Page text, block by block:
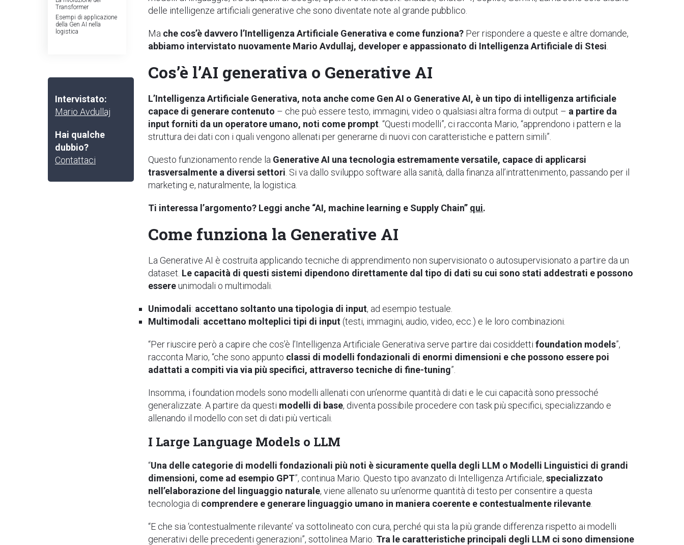
Transformer
Esempi di applicazione
della Gen AI nella
logistica
Intervistato:
Mario Avdullaj
Hai qualche
dubbio?
Contattaci
delle intelligenze artificiali generative che sono diventate note al grande pubblico.
Ma che cos’è davvero l’Intelligenza Artificiale Generativa e come funziona? Per rispondere a queste e altre domande,
abbiamo intervistato nuovamente Mario Avdullaj, developer e appassionato di Intelligenza Artificiale di Stesi
Cos’è l’AI generativa o Generative AI
L’Intelligenza Artificiale Generativa, nota anche come Gen AI o Generative AI, è un tipo di intelligenza artificiale
capace di generare contenuto – che può essere testo, immagini, video o qualsiasi altra forma di output – a partire da
input forniti da un operatore umano, noti come prompt . “Questi modelli”, ci racconta Mario, “apprendono i pattern e la
struttura dei dati con i quali vengono allenati per generarne di nuovi con caratteristiche e pattern simili”.
Questo funzionamento rende la Generative AI una tecnologia estremamente versatile, capace di applicarsi
trasversalmente a diversi settori . Si va dallo sviluppo software alla sanità, dalla finanza all’intrattenimento, passando per il
marketing e, naturalmente, la logistica.
Ti interessa l’argomento? Leggi anche “AI, machine learning e Supply Chain” qui.
Come funziona la Generative AI
La Generative AI è costruita applicando tecniche di apprendimento non supervisionato o autosupervisionato a partire da un
dataset. Le capacità di questi sistemi dipendono direttamente dal tipo di dati su cui sono stati addestrati e possono
essereunimodali o multimodali.
Unimodali: accettano soltanto una tipologia di input, ad esempio testuale.
Multimodali: accettano molteplici tipi di input (testi, immagini, audio, video, ecc.) e le loro combinazioni.
“Per riuscire però a capire che cos’è l’Intelligenza Artificiale Generativa serve partire dai cosiddettifoundation models”,
racconta Mario, “che sono appunto classi di modelli fondazionali di enormi dimensioni e che possono essere poi
adattati a compiti via via più specifici, attraverso tecniche di fine-tuning”.
Insomma, i foundation models sono modelli allenati con un’enorme quantità di dati e le cui capacità sono pressoché
generalizzate. A partire da questi modelli di base, diventa possibile procedere con task più specifici, specializzando e
allenando il modello con set di dati più verticali.
I Large Language Models o LLM
“Una delle categorie di modelli fondazionali più noti è sicuramente quella degli LLM o Modelli Linguistici di grandi
dimensioni, come ad esempio GPT”, continua Mario. Questo tipo avanzato di Intelligenza Artificiale,specializzato
nell’elaborazione del linguaggio naturale, viene allenato su un’enorme quantità di testo per consentire a questa
tecnologia di comprendere e generare linguaggio umano in maniera coerente e contestualmente rilevante
“E che sia ‘contestualmente rilevante’ va sottolineato con cura, perché qui sta la più grande differenza rispetto ai modelli
generativi delle precedenti generazioni”, sottolinea Mario. Tra le caratteristiche principali degli LLM ci sono dimensione